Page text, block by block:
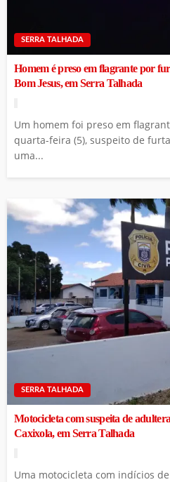
SERRA TALHADA
Homem é preso em flagrante por
Bom Jesus, em Serra Talhada
Um homem foi preso em
quarta-feira (5), suspeito de
uma...
SERRA TALHADA
Motocicleta com suspeita de
Caxixola, em Serra Talhada
Uma motocicleta com indícios